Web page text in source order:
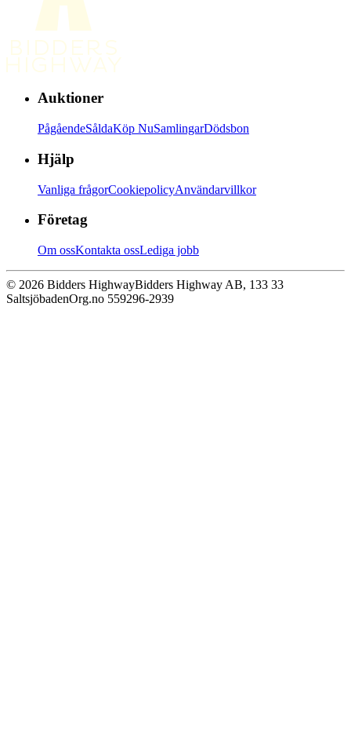
Auktioner
PågåendeSåldaKöp NuSamlingarDödsbon
Hjälp
Vanliga frågorCookiepolicyAnvändarvillkor
Företag
Om ossKontakta ossLediga jobb
© 2026 Bidders HighwayBidders Highway AB, 133 33
SaltsjöbadenOrg.no 559296-2939